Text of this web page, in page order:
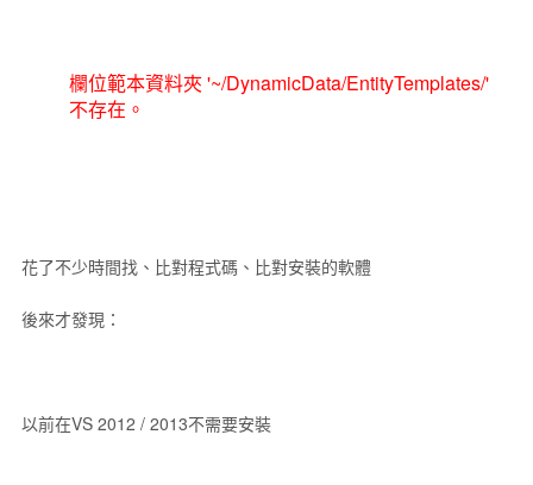
欄位範本資料夾 '~/DynamicData/EntityTemplates/'
不存在。
花了不少時間找、比對程式碼、比對安裝的軟體
後來才發現：
以前在VS 2012 / 2013不需要安裝